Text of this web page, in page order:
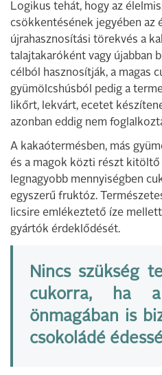
Logikus tehát, hogy az
csökkentésének jegyében az
újrahasznosítási törekvés a
talajtakaróként vagy újabban
célból hasznosítják, a magas
gyümölcshúsból pedig a
likőrt, lekvárt, ecetet
azonban eddig nem
A kakaótermésben, más
és a magok közti részt kitöltő
legnagyobb mennyiségben
egyszerű fruktóz.
licsire emlékeztető íze
gyártók érdeklődését.
Nincs szükség
cukorra, ha a
önmagában is
csokoládé